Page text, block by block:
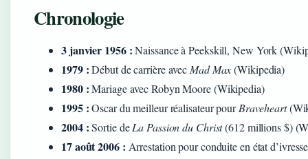
Chronologie
3 janvier 1956 :Naissance à Peekskill, New York
1979 :Début de carrière avecMad Max(Wikipedia)
1980 :Mariage avec Robyn Moore (Wikipedia)
1995 :Oscar du meilleur réalisateur pourBraveheart
2004 :Sortie deLa Passion du Christ(612 millions $)
17 août 2006 : Arrestation pour conduite en état